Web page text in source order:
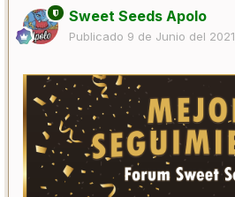
Sweet Seeds Apolo
Publicado 9 de Junio del 2021